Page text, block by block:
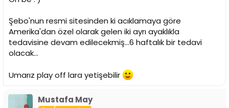
Şebo'nun resmi sitesinden ki acıklamaya göre
Amerika'dan özel olarak gelen iki ayrı ayaklıkla
tedavisine devam edilecekmiş...6 haftalık bir tedavi
olacak...
Umarız play off lara yetişebilir
Mustafa May